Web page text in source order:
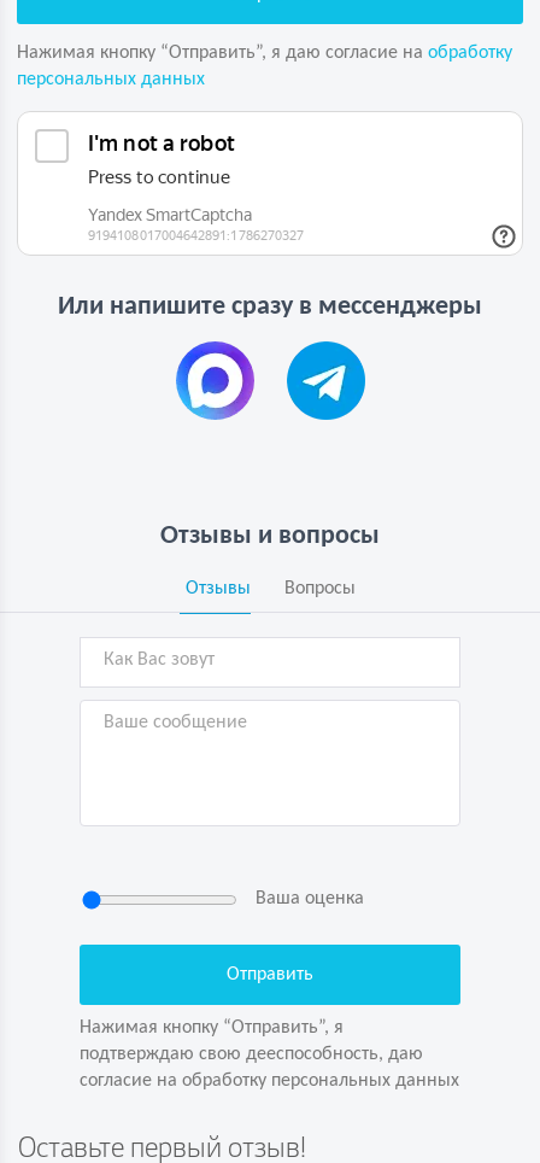
Нажимая кнопку “Отправить”, я даю согласие на обработку
персональных данных
Или напишите сразу в мессенджеры
Отзывы и вопросы
Отзывы Вопросы
Ваша оценка
Нажимая кнопку “Отправить”, я
подтверждаю свою дееспособность, даю
согласие на обработку персональных данных
Оставьте первый отзыв!
Нажимая кнопку “Отправить”, я
согласие на обработку персональных данных
Задайте вопрос первым!